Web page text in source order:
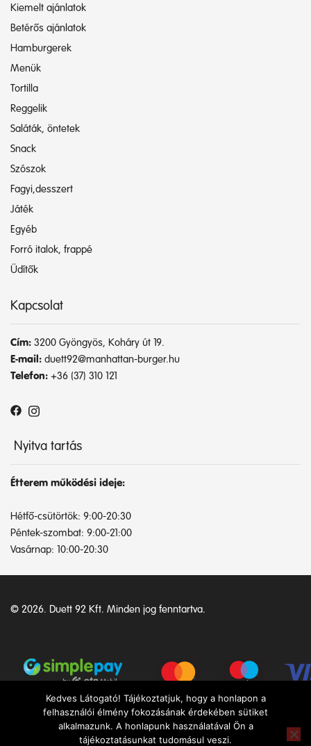
Kiemelt ajánlatok
Betérős ajánlatok
Hamburgerek
Menük
Tortilla
Reggelik
Saláták, öntetek
Snack
Szószok
Fagyi,desszert
Játék
Egyéb
Forró italok, frappé
Üdítők
Kapcsolat
Cím: 3200 Gyöngyös, Koháry út 19.
E-mail: duett92@manhattan-burger.hu
Telefon: +36 (37) 310 121
Nyitva tartás
Étterem működési ideje:
Hétfő-csütörtök: 9:00-20:30
Péntek-szombat: 9:00-21:00
Vasárnap: 10:00-20:30
© 2026. Duett 92 Kft. Minden jog fenntartva.
Kedves Látogató! Tájékoztatjuk, hogy a honlapon a
felhasználói élmény fokozásának érdekében sütiket
alkalmazunk. A honlapunk használatával Ön a
tájékoztatásunkat tudomásul veszi.